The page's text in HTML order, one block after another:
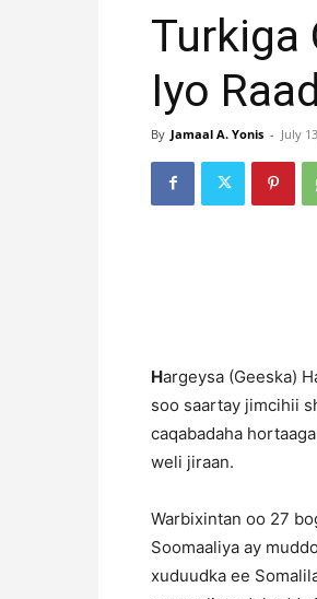
Turkiga
Iyo
By Jamaal A. Yonis - July
Hargeysa (Geeska)
soo saartay jimcihii
caqabadaha
weli jiraan.
Warbixintan oo 27
Soomaaliya ay
xuduudka ee